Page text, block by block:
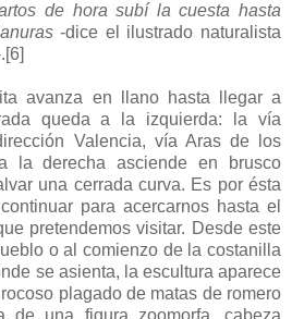
de hora subí la cuesta hasta
-dice el ilustrado naturalista
[6]
avanza en llano hasta llegar a
queda a la izquierda: la vía
Valencia, vía Aras de los
la derecha asciende en brusco
una cerrada curva. Es por ésta
para acercarnos hasta el
pretendemos visitar. Desde este
o al comienzo de la costanilla
se asienta, la escultura aparece
plagado de matas de romero